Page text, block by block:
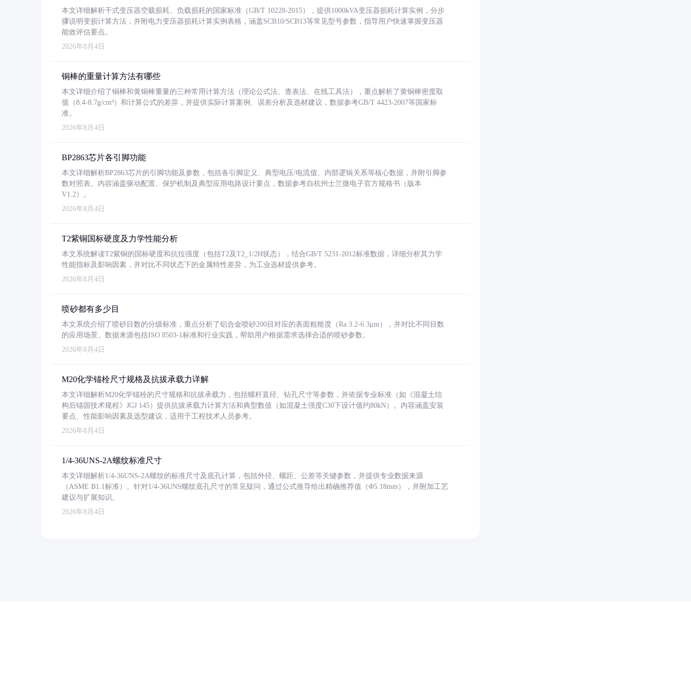
本文详细解析干式变压器空载损耗、负载损耗的国家标准（GB/T 10228-2015），提供1000kVA变压器损耗计算实例，分步
骤说明变损计算方法，并附电力变压器损耗计算实例表格，涵盖SCB10/SCB13等常见型号参数，指导用户快速掌握变压器
能效评估要点。
2026年8月4日
铜棒的重量计算方法有哪些
本文详细介绍了铜棒和黄铜棒重量的三种常用计算方法（理论公式法、查表法、在线工具法），重点解析了黄铜棒密度取
值（8.4-8.7g/cm³）和计算公式的差异，并提供实际计算案例、误差分析及选材建议，数据参考GB/T 4423-2007等国家标
准。
2026年8月4日
BP2863芯片各引脚功能
本文详细解析BP2863芯片的引脚功能及参数，包括各引脚定义、典型电压/电流值、内部逻辑关系等核心数据，并附引脚参
数对照表。内容涵盖驱动配置、保护机制及典型应用电路设计要点，数据参考自杭州士兰微电子官方规格书（版本
V1.2）。
2026年8月4日
T2紫铜国标硬度及力学性能分析
本文系统解读T2紫铜的国标硬度和抗拉强度（包括T2及T2_1/2H状态），结合GB/T 5231-2012标准数据，详细分析其力学
性能指标及影响因素，并对比不同状态下的金属特性差异，为工业选材提供参考。
2026年8月4日
喷砂都有多少目
本文系统介绍了喷砂目数的分级标准，重点分析了铝合金喷砂200目对应的表面粗糙度（Ra 3.2-6.3μm），并对比不同目数
的应用场景。数据来源包括ISO 8503-1标准和行业实践，帮助用户根据需求选择合适的喷砂参数。
2026年8月4日
M20化学锚栓尺寸规格及抗拔承载力详解
本文详细解析M20化学锚栓的尺寸规格和抗拔承载力，包括螺杆直径、钻孔尺寸等参数，并依据专业标准（如《混凝土结
构后锚固技术规程》JGJ 145）提供抗拔承载力计算方法和典型数值（如混凝土强度C30下设计值约80kN）。内容涵盖安装
要点、性能影响因素及选型建议，适用于工程技术人员参考。
2026年8月4日
1/4-36UNS-2A螺纹标准尺寸
本文详细解析1/4-36UNS-2A螺纹的标准尺寸及底孔计算，包括外径、螺距、公差等关键参数，并提供专业数据来源
（ASME B1.1标准）。针对1/4-36UNS螺纹底孔尺寸的常见疑问，通过公式推导给出精确推荐值（Φ5.18mm），并附加工艺
建议与扩展知识。
2026年8月4日